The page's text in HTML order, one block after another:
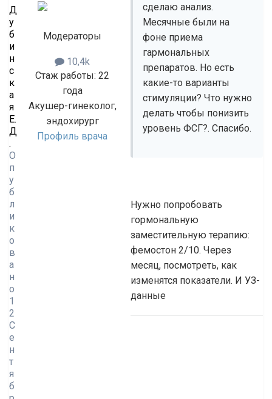
Д
у
б
и
н
с
к
а
я
Е.
Д
.
О
п
у
б
л
и
к
о
в
а
н
о
1
2
С
е
н
т
я
б
Модераторы
10,4k
Стаж работы: 22
года
Акушер-гинеколог,
эндохирург
Профиль врача
сделаю анализ.
Месячные были на
фоне приема
гармональных
препаратов. Но есть
какие-то варианты
стимуляции? Что нужно
делать чтобы понизить
уровень ФСГ?. Спасибо.
Нужно попробовать
гормональную
заместительную терапию:
фемостон 2/10. Через
месяц, посмотреть, как
изменятся показатели. И УЗ-
данные